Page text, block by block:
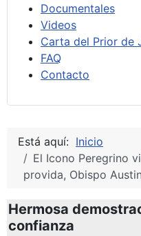
Documentales
Videos
Carta del Prior de
FAQ
Contacto
Está aquí: Inicio
El Icono Peregrino
provida, Obispo
Hermosa
confianza